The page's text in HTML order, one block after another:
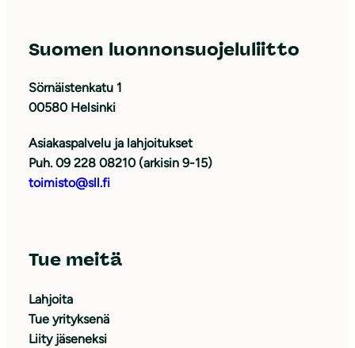
Suomen luonnonsuojeluliitto
Sörnäistenkatu 1
00580 Helsinki
Asiakaspalvelu ja lahjoitukset
Puh. 09 228 08210 (arkisin 9-15)
toimisto@sll.fi
Tue meitä
Lahjoita
Tue yrityksenä
Liity jäseneksi